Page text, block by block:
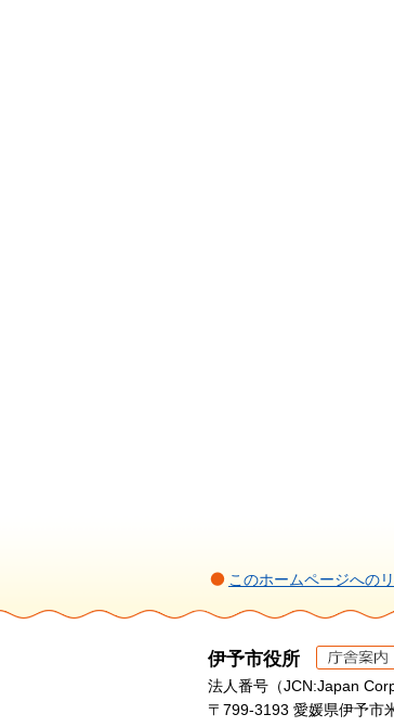
このホームページへの
伊予市役所
法人番号（JCN:Japan
〒799-3193 愛媛県伊予市